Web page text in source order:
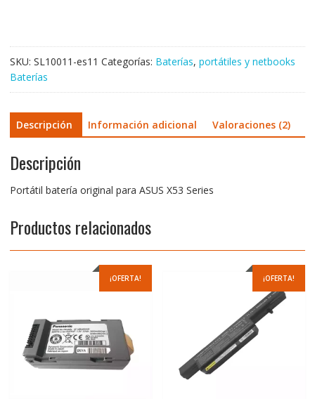
SKU: SL10011-es11 Categorías: Baterías, portátiles y netbooks
Baterías
Descripción Información adicional Valoraciones (2)
Descripción
Portátil batería original para ASUS X53 Series
Productos relacionados
¡OFERTA! ¡OFERTA!